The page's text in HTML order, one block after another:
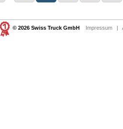
© 2026 Swiss Truck GmbH Impressum |